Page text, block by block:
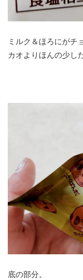
ミルク＆ほろにがチ
カオよりほんの少し
底の部分。